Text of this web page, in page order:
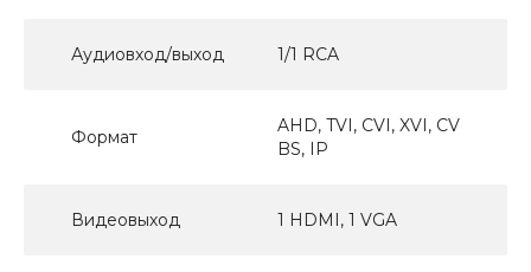
Аудиовход/выход 1/1 RCA
Формат
AHD, TVI, CVI, XVI, CV
BS, IP
Видеовыход 1 HDMI, 1 VGA